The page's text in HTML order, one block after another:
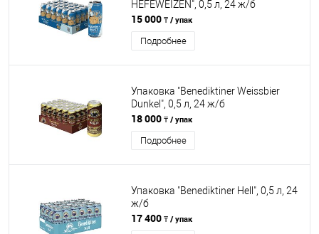
HEFEWEIZEN", 0,5 л, 24 ж/б
15 000 ₸ / упак
Подробнее
Упаковка "Benediktiner Weissbier
Dunkel", 0,5 л, 24 ж/б
18 000 ₸ / упак
Подробнее
Упаковка "Benediktiner Hell", 0,5 л, 24
ж/б
17 400 ₸ / упак